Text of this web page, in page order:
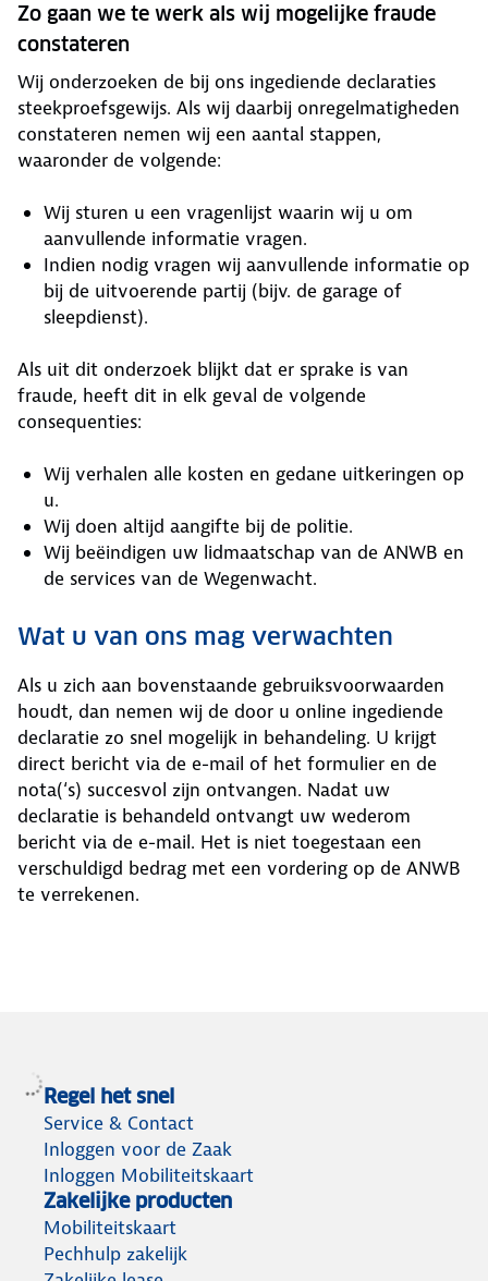
Zo gaan we te werk als wij mogelijke fraude
constateren
Wij onderzoeken de bij ons ingediende declaraties
steekproefsgewijs. Als wij daarbij onregelmatigheden
constateren nemen wij een aantal stappen,
waaronder de volgende:
Wij sturen u een vragenlijst waarin wij u om
aanvullende informatie vragen.
Indien nodig vragen wij aanvullende informatie op
bij de uitvoerende partij (bijv. de garage of
sleepdienst).
Als uit dit onderzoek blijkt dat er sprake is van
fraude, heeft dit in elk geval de volgende
consequenties:
Wij verhalen alle kosten en gedane uitkeringen op
u.
Wij doen altijd aangifte bij de politie.
Wij beëindigen uw lidmaatschap van de ANWB en
de services van de Wegenwacht.
Wat u van ons mag verwachten
Als u zich aan bovenstaande gebruiksvoorwaarden
houdt, dan nemen wij de door u online ingediende
declaratie zo snel mogelijk in behandeling. U krijgt
direct bericht via de e-mail of het formulier en de
nota(‘s) succesvol zijn ontvangen. Nadat uw
declaratie is behandeld ontvangt uw wederom
bericht via de e-mail. Het is niet toegestaan een
verschuldigd bedrag met een vordering op de ANWB
te verrekenen.
Regel het snel
Service & Contact
Inloggen voor de Zaak
Inloggen Mobiliteitskaart
Zakelijke producten
Mobiliteitskaart
Pechhulp zakelijk